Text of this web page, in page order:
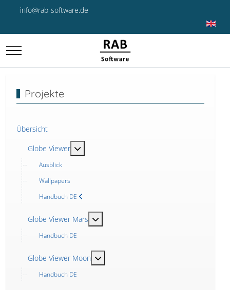
info@rab-software.de
Sprache
Mobile Menu Toggle
Projekte
Übersicht
Globe Viewer
MOD_MENU_TOGGLE_SUBMENU_LABEL
Ausblick
Wallpapers
Handbuch DE
Globe Viewer Mars MOD_MENU_TOGGLE_SUBMENU_LABEL
Handbuch DE
Globe Viewer Moon
Handbuch DE